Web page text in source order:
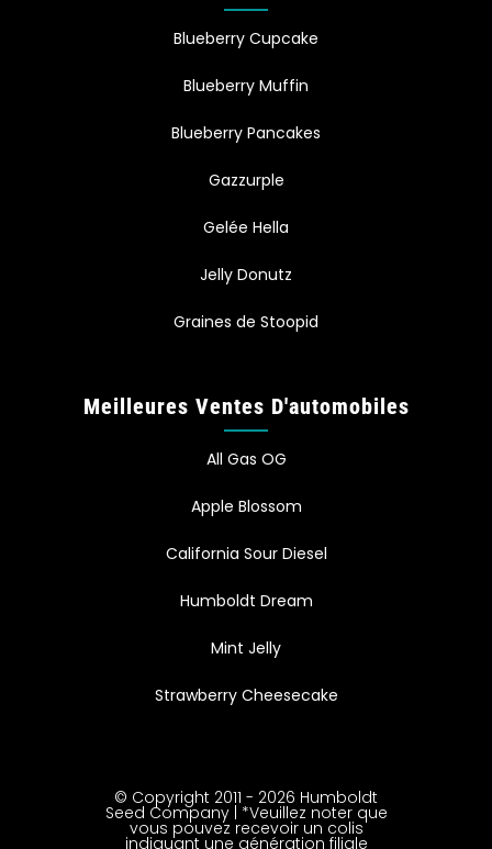
Blueberry Cupcake
Blueberry Muffin
Blueberry Pancakes
Gazzurple
Gelée Hella
Jelly Donutz
Graines de Stoopid
Meilleures Ventes D'automobiles
All Gas OG
Apple Blossom
California Sour Diesel
Humboldt Dream
Mint Jelly
Strawberry Cheesecake
© Copyright 2011 - 2026 Humboldt
Seed Company | *Veuillez noter que
vous pouvez recevoir un colis
indiquant une génération filiale